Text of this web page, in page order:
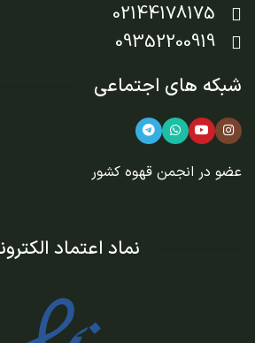
02144178175
09352200919
شبکه های اجتماعی
عضو در انجمن قهوه کشور
نماد اعتماد